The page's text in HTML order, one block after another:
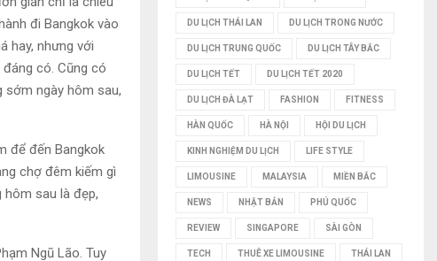
đi Bangkok vào
hay, nhưng với
có. Cũng có
sớm ngày hôm sau,
để đến Bangkok
chợ đêm kiếm gì
hôm sau là đẹp,
Ngũ Lão. Tuy
DU LỊCH THÁI LAN DU LỊCH TRONG NƯỚC
DU LỊCH TRUNG QUỐC DU LỊCH TÂY BẮC
DU LỊCH TẾT DU LỊCH TẾT 2020
DU LỊCH ĐÀ LẠT FASHION FITNESS
HÀN QUỐC HÀ NỘI HỘI DU LỊCH
KINH NGHIỆM DU LỊCH LIFE STYLE
LIMOUSINE MALAYSIA MIỀN BẮC
NEWS NHẬT BẢN PHÚ QUỐC
REVIEW SINGAPORE SÀI GÒN
TECH THUÊ XE LIMOUSINE THÁI LAN